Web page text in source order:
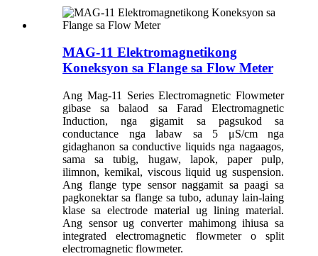
MAG-11 Elektromagnetikong
Koneksyon sa Flange sa Flow Meter
Ang Mag-11 Series Electromagnetic Flowmeter
gibase sa balaod sa Farad Electromagnetic
Induction, nga gigamit sa pagsukod sa
conductance nga labaw sa 5 μS/cm nga
gidaghanon sa conductive liquids nga nagaagos,
sama sa tubig, hugaw, lapok, paper pulp,
ilimnon, kemikal, viscous liquid ug suspension.
Ang flange type sensor naggamit sa paagi sa
pagkonektar sa flange sa tubo, adunay lain-laing
klase sa electrode material ug lining material.
Ang sensor ug converter mahimong ihiusa sa
integrated electromagnetic flowmeter o split
electromagnetic flowmeter.